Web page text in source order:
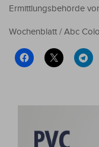
Ermittlungsbehörde
Wochenblatt / Abc